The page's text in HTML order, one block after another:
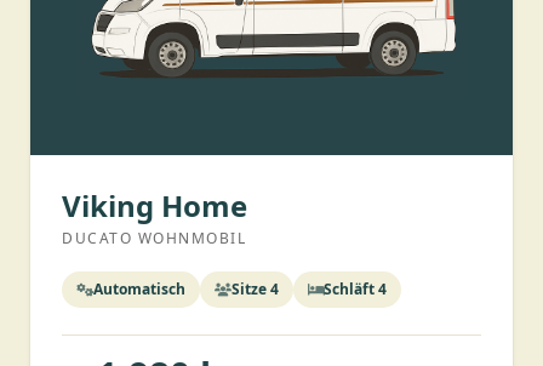
Viking Home
DUCATO WOHNMOBIL
Automatisch Sitze 4 Schläft 4